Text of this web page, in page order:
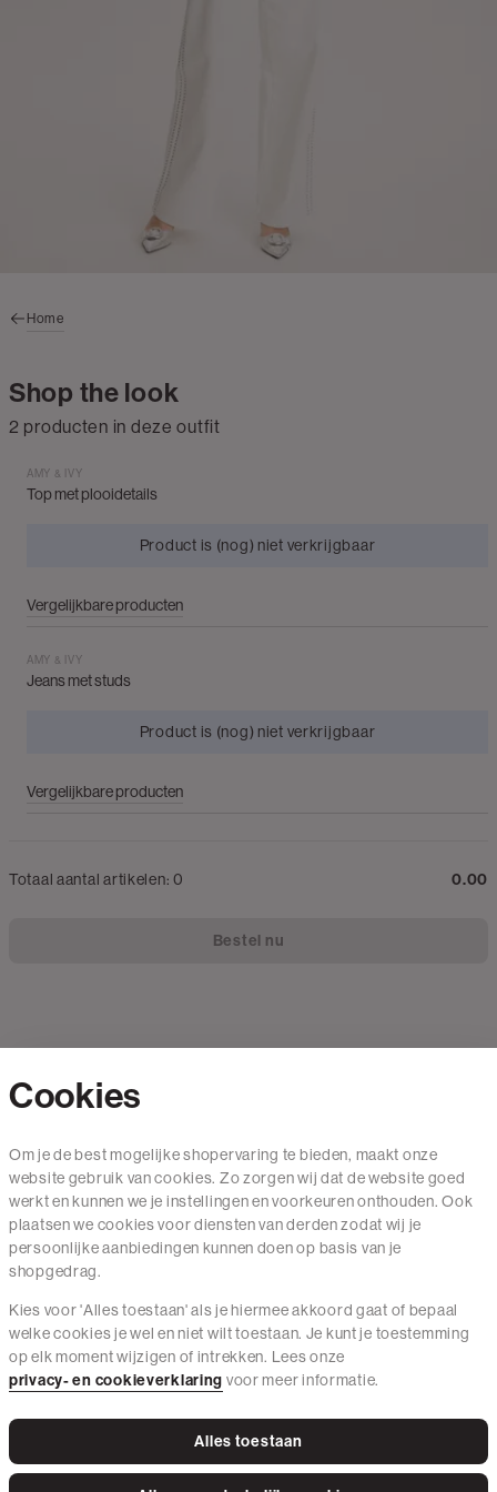
Home
Shop the look
2 producten in deze outfit
AMY & IVY
Top met plooidetails
Product is (nog) niet verkrijgbaar
Vergelijkbare producten
AMY & IVY
Jeans met studs
Product is (nog) niet verkrijgbaar
Vergelijkbare producten
Totaal aantal artikelen:0 0.00
Bestel nu
Mail ons
020 - 3412 650
Van maandag t/m vrijdag van 8.30 uur tot 18.00 uur.
Service
Wij zijn The Sting
Cookies
Om je de best mogelijke shopervaring te bieden, maakt onze
website gebruik van cookies. Zo zorgen wij dat de website goed
werkt en kunnen we je instellingen en voorkeuren onthouden. Ook
plaatsen we cookies voor diensten van derden zodat wij je
persoonlijke aanbiedingen kunnen doen op basis van je
shopgedrag.
Kies voor 'Alles toestaan' als je hiermee akkoord gaat of bepaal
welke cookies je wel en niet wilt toestaan. Je kunt je toestemming
op elk moment wijzigen of intrekken. Lees onze
privacy- en cookieverklaring voor meer informatie.
Alles toestaan